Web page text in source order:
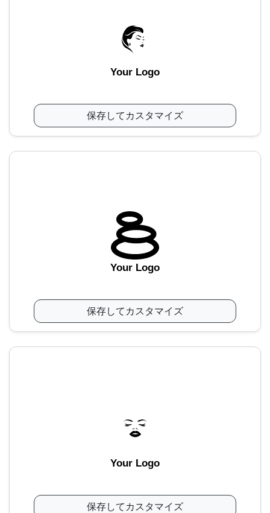
Your Logo
保存してカスタマイズ
Your Logo
保存してカスタマイズ
Your Logo
保存してカスタマイズ